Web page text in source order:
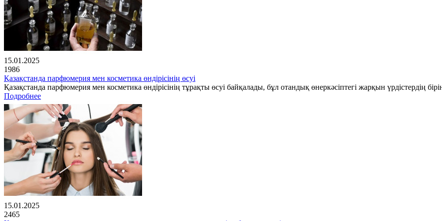
15.01.2025
1986
Қазақстанда парфюмерия мен косметика өндірісінің өсуі
Қазақстанда парфюмерия мен косметика өндірісінің тұрақты өсуі байқалады, бұл отандық өнеркәсіптегі жарқын үрдістердің
Подробнее
15.01.2025
2465